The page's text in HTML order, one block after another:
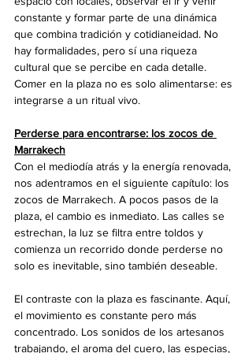
constante y formar parte de una dinámica
que combina tradición y cotidianeidad. No
hay formalidades, pero sí una riqueza
cultural que se percibe en cada detalle.
Comer en la plaza no es solo alimentarse: es
integrarse a un ritual vivo.
Perderse para encontrarse: los zocos de
Marrakech
Con el mediodía atrás y la energía renovada,
nos adentramos en el siguiente capítulo: los
zocos de Marrakech. A pocos pasos de la
plaza, el cambio es inmediato. Las calles se
estrechan, la luz se filtra entre toldos y
comienza un recorrido donde perderse no
solo es inevitable, sino también deseable.
El contraste con la plaza es fascinante. Aquí,
el movimiento es constante pero más
concentrado. Los sonidos de los artesanos
trabajando, el aroma del cuero, las especias,